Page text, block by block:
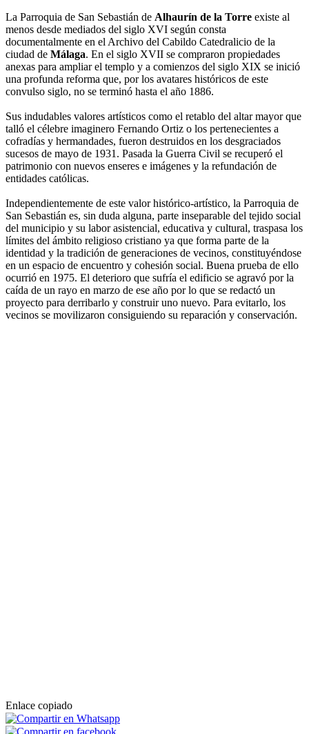
La Parroquia de San Sebastián de Alhaurín de la Torre existe al
menos desde mediados del siglo XVI según consta
documentalmente en el Archivo del Cabildo Catedralicio de la
ciudad de Málaga. En el siglo XVII se compraron propiedades
anexas para ampliar el templo y a comienzos del siglo XIX se inició
una profunda reforma que, por los avatares históricos de este
convulso siglo, no se terminó hasta el año 1886.
Sus indudables valores artísticos como el retablo del altar mayor que
talló el célebre imaginero Fernando Ortiz o los pertenecientes a
cofradías y hermandades, fueron destruidos en los desgraciados
sucesos de mayo de 1931. Pasada la Guerra Civil se recuperó el
patrimonio con nuevos enseres e imágenes y la refundación de
entidades católicas.
Independientemente de este valor histórico-artístico, la Parroquia de
San Sebastián es, sin duda alguna, parte inseparable del tejido social
del municipio y su labor asistencial, educativa y cultural, traspasa los
límites del ámbito religioso cristiano ya que forma parte de la
identidad y la tradición de generaciones de vecinos, constituyéndose
en un espacio de encuentro y cohesión social. Buena prueba de ello
ocurrió en 1975. El deterioro que sufría el edificio se agravó por la
caída de un rayo en marzo de ese año por lo que se redactó un
proyecto para derribarlo y construir uno nuevo. Para evitarlo, los
vecinos se movilizaron consiguiendo su reparación y conservación.
Enlace copiado